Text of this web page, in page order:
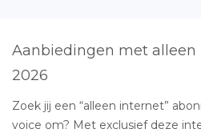
Aanbiedingen met
2026
Zoek jij een “alleen internet”
voice om? Met exclusief deze